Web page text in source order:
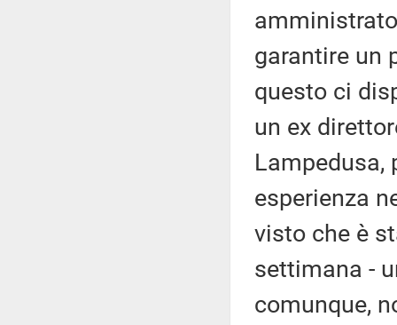
garantire un
questo ci
un ex
Lampedusa,
esperienza
visto che è
settimana -
comunque,